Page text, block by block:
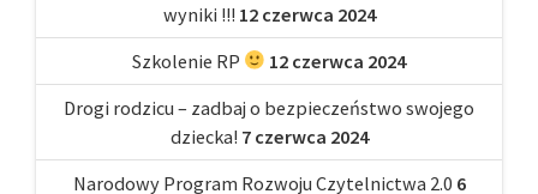
wyniki !!! 12 czerwca 2024
Szkolenie RP
12 czerwca 2024
Drogi rodzicu – zadbaj o bezpieczeństwo swojego
dziecka! 7 czerwca 2024
Narodowy Program Rozwoju Czytelnictwa 2.0 6